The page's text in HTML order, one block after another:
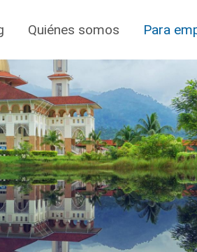
Quiénes somos Para